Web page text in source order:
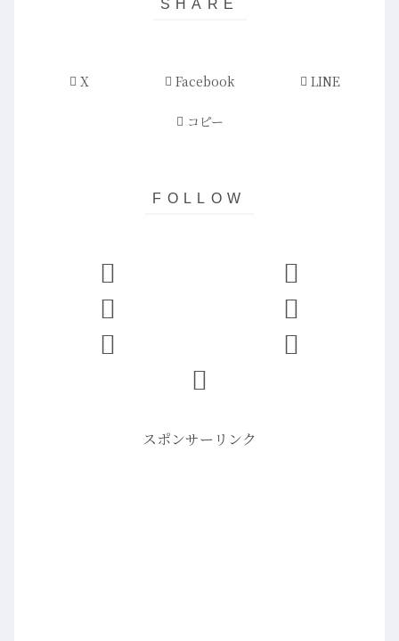
X Facebook LINE
コピー
スポンサーリンク